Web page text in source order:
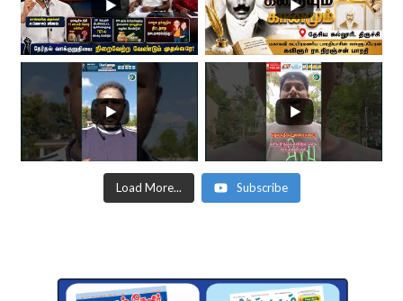
Load More... Subscribe